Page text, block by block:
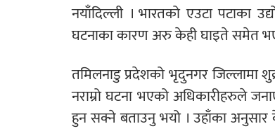
नयाँदिल्ली । भारतको एउटा पटाका
घटनाका कारण अरु केही घाइते समेत
तमिलनाडु प्रदेशको भृदुनगर जिल्लामा
नराम्रो घटना भएको अधिकारीहरुले
हुन सक्ने बताउनु भयो । उहाँका